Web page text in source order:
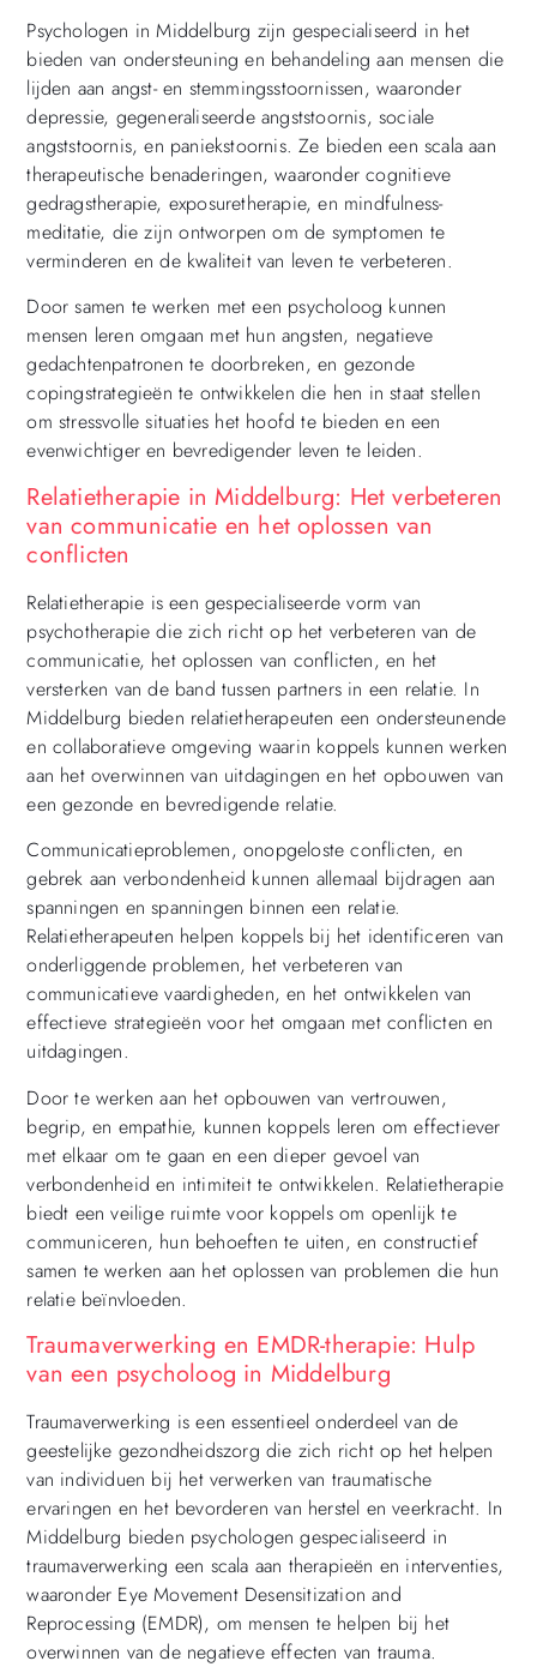
Psychologen in Middelburg zijn gespecialiseerd in het
bieden van ondersteuning en behandeling aan mensen die
lijden aan angst- en stemmingsstoornissen, waaronder
depressie, gegeneraliseerde angststoornis, sociale
angststoornis, en paniekstoornis. Ze bieden een scala aan
therapeutische benaderingen, waaronder cognitieve
gedragstherapie, exposuretherapie, en mindfulness-
meditatie, die zijn ontworpen om de symptomen te
verminderen en de kwaliteit van leven te verbeteren.
Door samen te werken met een psycholoog kunnen
mensen leren omgaan met hun angsten, negatieve
gedachtenpatronen te doorbreken, en gezonde
copingstrategieën te ontwikkelen die hen in staat stellen
om stressvolle situaties het hoofd te bieden en een
evenwichtiger en bevredigender leven te leiden.
Relatietherapie in Middelburg: Het verbeteren
van communicatie en het oplossen van
conflicten
Relatietherapie is een gespecialiseerde vorm van
psychotherapie die zich richt op het verbeteren van de
communicatie, het oplossen van conflicten, en het
versterken van de band tussen partners in een relatie. In
Middelburg bieden relatietherapeuten een ondersteunende
en collaboratieve omgeving waarin koppels kunnen werken
aan het overwinnen van uitdagingen en het opbouwen van
een gezonde en bevredigende relatie.
Communicatieproblemen, onopgeloste conflicten, en
gebrek aan verbondenheid kunnen allemaal bijdragen aan
spanningen en spanningen binnen een relatie.
Relatietherapeuten helpen koppels bij het identificeren van
onderliggende problemen, het verbeteren van
communicatieve vaardigheden, en het ontwikkelen van
effectieve strategieën voor het omgaan met conflicten en
uitdagingen.
Door te werken aan het opbouwen van vertrouwen,
begrip, en empathie, kunnen koppels leren om effectiever
met elkaar om te gaan en een dieper gevoel van
verbondenheid en intimiteit te ontwikkelen. Relatietherapie
biedt een veilige ruimte voor koppels om openlijk te
communiceren, hun behoeften te uiten, en constructief
samen te werken aan het oplossen van problemen die hun
relatie beïnvloeden.
Traumaverwerking en EMDR-therapie: Hulp
van een psycholoog in Middelburg
Traumaverwerking is een essentieel onderdeel van de
geestelijke gezondheidszorg die zich richt op het helpen
van individuen bij het verwerken van traumatische
ervaringen en het bevorderen van herstel en veerkracht. In
Middelburg bieden psychologen gespecialiseerd in
traumaverwerking een scala aan therapieën en interventies,
waaronder Eye Movement Desensitization and
Reprocessing (EMDR), om mensen te helpen bij het
overwinnen van de negatieve effecten van trauma.